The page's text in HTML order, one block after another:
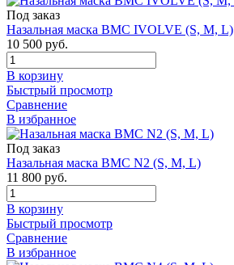
Под заказ
Назальная маска BMC IVOLVE (S, M, L)
10 500 руб.
В корзину
Быстрый просмотр
Сравнение
В избранное
Под заказ
Назальная маска BMC N2 (S, M, L)
11 800 руб.
В корзину
Быстрый просмотр
Сравнение
В избранное